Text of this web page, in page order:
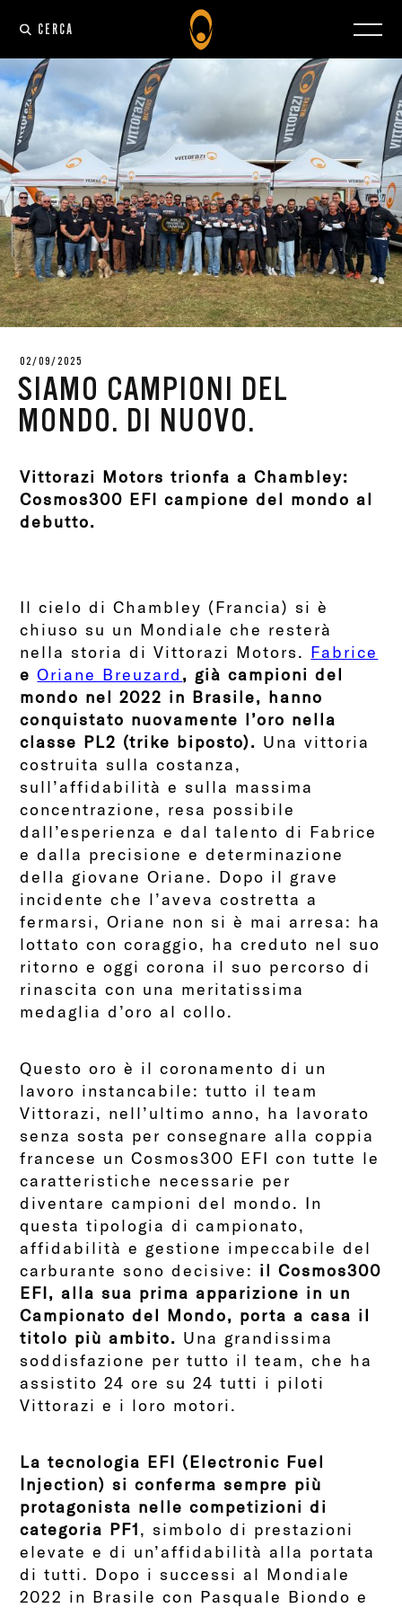
CERCA
02/09/2025
SIAMO CAMPIONI DEL
MONDO. DI NUOVO.
Vittorazi Motors trionfa a Chambley:
Cosmos300 EFI campione del mondo al
debutto.
Il cielo di Chambley (Francia) si è
chiuso su un Mondiale che resterà
nella storia di Vittorazi Motors. Fabrice
eOriane Breuzard , già campioni del
mondo nel 2022 in Brasile, hanno
conquistato nuovamente l’oro nella
classe PL2 (trike biposto). Una vittoria
costruita sulla costanza,
sull’affidabilità e sulla massima
concentrazione, resa possibile
dall’esperienza e dal talento di Fabrice
e dalla precisione e determinazione
della giovane Oriane. Dopo il grave
incidente che l’aveva costretta a
fermarsi, Oriane non si è mai arresa: ha
lottato con coraggio, ha creduto nel suo
ritorno e oggi corona il suo percorso di
rinascita con una meritatissima
medaglia d’oro al collo.
Questo oro è il coronamento di un
lavoro instancabile: tutto il team
Vittorazi, nell’ultimo anno, ha lavorato
senza sosta per consegnare alla coppia
francese un Cosmos300 EFI con tutte le
caratteristiche necessarie per
diventare campioni del mondo. In
questa tipologia di campionato,
affidabilità e gestione impeccabile del
carburante sono decisive: il Cosmos300
EFI, alla sua prima apparizione in un
Campionato del Mondo, porta a casa il
titolo più ambito. Una grandissima
soddisfazione per tutto il team, che ha
assistito 24 ore su 24 tutti i piloti
Vittorazi e i loro motori.
La tecnologia EFI (Electronic Fuel
Injection) si conferma sempre più
protagonista nelle competizioni di
categoria PF1, simbolo di prestazioni
elevate e di un’affidabilità alla portata
di tutti. Dopo i successi al Mondiale
2022 in Brasile con Pasquale Biondo e